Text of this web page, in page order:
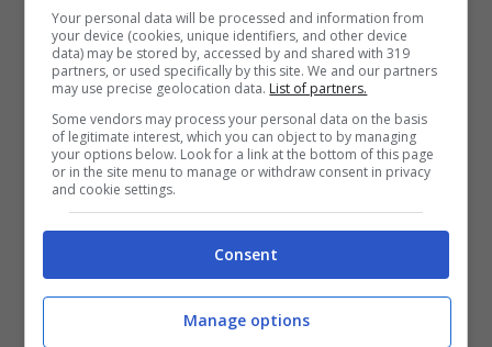
Viagginews.com
Grazie al nuovo bonus elettrodomestici, è
possibile sostituire i precedenti modelli
Your personal data will be processed and information from
your device (cookies, unique identifiers, and other device
data) may be stored by, accessed by and shared with 319
partners, or used specifically by this site. We and our partners
may use precise geolocation data. List of partners.
Some vendors may process your personal data on the basis
of legitimate interest, which you can object to by managing
your options below. Look for a link at the bottom of this page
or in the site menu to manage or withdraw consent in privacy
and cookie settings.
Consent
Manage options